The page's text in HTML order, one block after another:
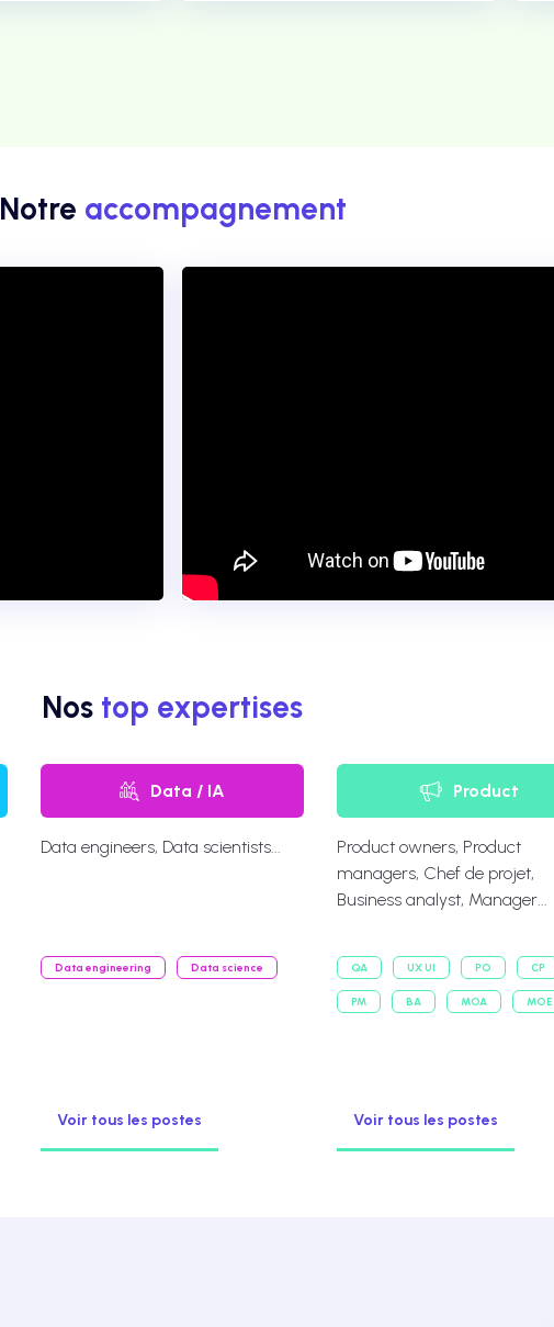
Notre accompagnement
Nos top expertises
Data / IA
Data engineers, Data scientists...
Data engineering Data science
Voir tous les postes
Product
Product owners, Product
managers, Chef de projet,
Business analyst, Manager...
QA UX UI PO CP
PM BA MOA MOE
Voir tous les postes